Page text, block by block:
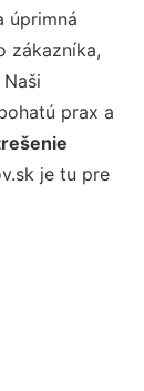
úprimná
zákazníka,
prax a
je tu pre